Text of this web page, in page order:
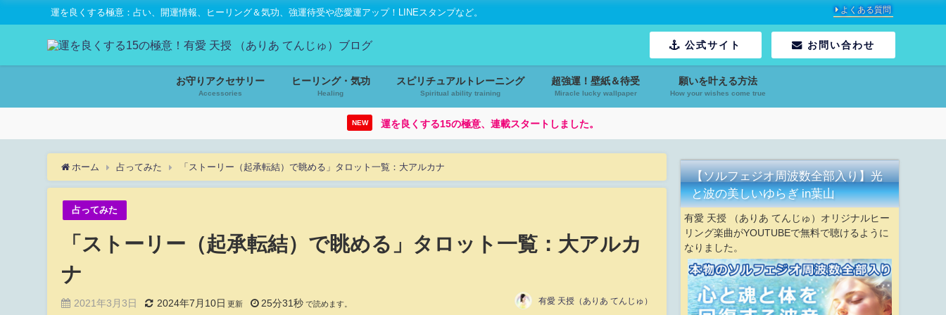
運を良くする極意：占い、開運情報、ヒーリング＆気功、強運待受や恋愛運アップ！LINEスタンプなど。 よくある質問
公式サイト お問い合わせ
お守りアクセサリー
Accessories
ヒーリング・気功
Healing
スピリチュアルトレーニング
Spiritual ability training
超強運！壁紙＆待受
Miracle lucky wallpaper
願いを叶える方法
How your wishes come true
NEW 運を良くする15の極意、連載スタートしました。
ホーム 占ってみた 「ストーリー（起承転結）で眺める」タロット一覧：大アルカナ
占ってみた
「ストーリー（起承転結）で眺める」タロット一覧：大アルカ
ナ
2021年3月3日 2024年7月10日 25分31秒 有愛 天授（ありあ てんじゅ）
【ソルフェジオ周波数全部入り】光
と波の美しいゆらぎ in葉山
有愛 天授 （ありあ てんじゅ）オリジナルヒー
リング楽曲がYOUTUBEで無料で聴けるように
なりました。